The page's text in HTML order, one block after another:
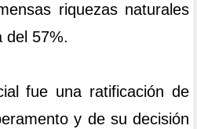
riquezas naturales
del 57%.
fue una ratificación de
y de su decisión